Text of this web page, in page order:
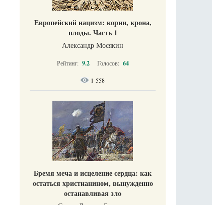
Европейский нацизм: корни, крона,
плоды. Часть 1
Александр Мосякин
Рейтинг: 9.2 Голосов: 64
1 558
Бремя меча и исцеление сердца: как
остаться христианином, вынужденно
останавливая зло